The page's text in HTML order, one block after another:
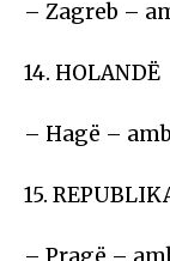
– Zagreb –
14. HOLANDË
– Hagë –
15.
– Pragë –